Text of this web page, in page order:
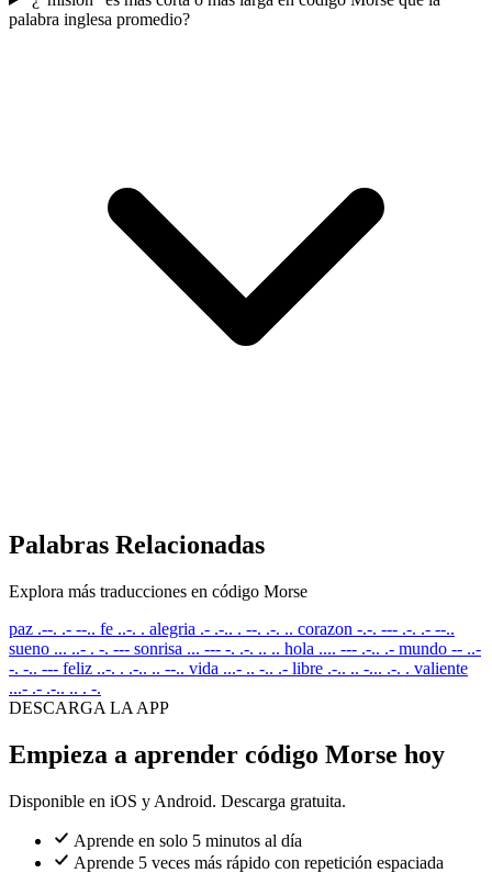
palabra inglesa promedio?
Palabras Relacionadas
Explora más traducciones en código Morse
paz .--. .- --.. fe ..-. . alegria .- .-.. . --. .-. .. corazon -.-. --- .-. .- --..
sueno ... ..- . -. --- sonrisa ... --- -. .-. .. .. hola .... --- .-.. .- mundo -- ..-
-. -.. --- feliz ..-. . .-.. .. --.. vida ...- .. -.. .- libre .-.. .. -... .-. . valiente
...- .- .-.. .. . -.
DESCARGA LA APP
Empieza a aprender código Morse hoy
Disponible en iOS y Android. Descarga gratuita.
Aprende en solo 5 minutos al día
Aprende 5 veces más rápido con repetición espaciada